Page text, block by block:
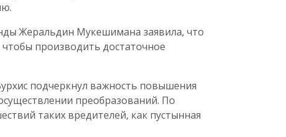
Жеральдин Мукешимана заявила, что
производить достаточное
подчеркнул важность повышения
преобразований. По
таких вредителей, как пустынная